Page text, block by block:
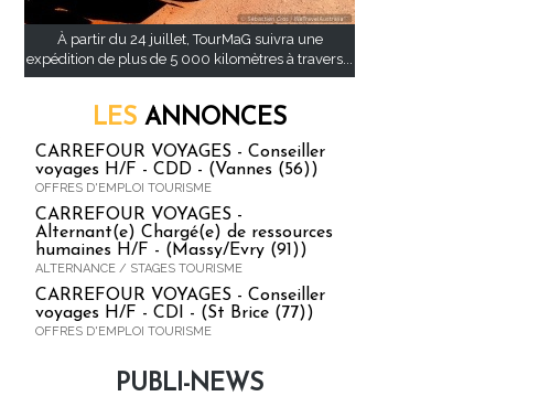
À partir du 24 juillet, TourMaG suivra une
expédition de plus de 5 000 kilomètres à travers...
LES ANNONCES
CARREFOUR VOYAGES - Conseiller
voyages H/F - CDD - (Vannes (56))
OFFRES D'EMPLOI TOURISME
CARREFOUR VOYAGES -
Alternant(e) Chargé(e) de ressources
humaines H/F - (Massy/Evry (91))
ALTERNANCE / STAGES TOURISME
CARREFOUR VOYAGES - Conseiller
voyages H/F - CDI - (St Brice (77))
OFFRES D'EMPLOI TOURISME
PUBLI-NEWS